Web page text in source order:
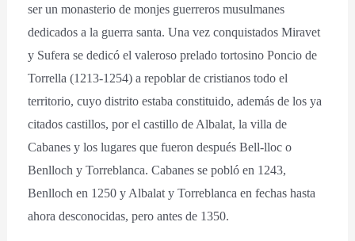
ser un monasterio de monjes guerreros musulmanes
dedicados a la guerra santa. Una vez conquistados Miravet
y Sufera se dedicó el valeroso prelado tortosino Poncio de
Torrella (1213-1254) a repoblar de cristianos todo el
territorio, cuyo distrito estaba constituido, además de los ya
citados castillos, por el castillo de Albalat, la villa de
Cabanes y los lugares que fueron después Bell-lloc o
Benlloch y Torreblanca. Cabanes se pobló en 1243,
Benlloch en 1250 y Albalat y Torreblanca en fechas hasta
ahora desconocidas, pero antes de 1350.